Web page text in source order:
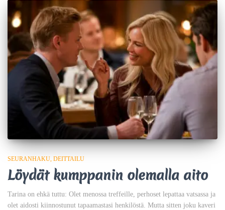
SEURANHAKU DEITTAILU
Löydät kumppanin olemalla aito
Tarina on ehkä tuttu: Olet menossa treffeille, perhoset lepattaa vatsassa ja
olet aidosti kiinnostunut tapaamastasi henkilöstä. Mutta sitten joku kaveri